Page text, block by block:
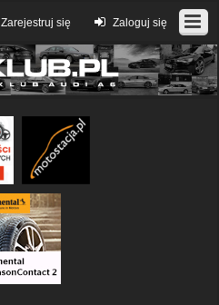
Zaloguj się
Zarejestruj się